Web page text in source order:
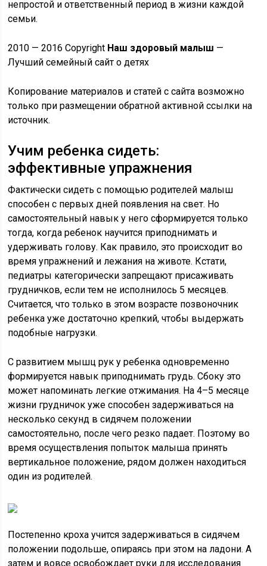
непростой и ответственный период в жизни каждой
семьи.
2010 — 2016 Copyright Наш здоровый малыш —
Лучший семейный сайт о детях
Копирование материалов и статей с сайта возможно
только при размещении обратной активной ссылки на
источник.
Учим ребенка сидеть:
эффективные упражнения
Фактически сидеть с помощью родителей малыш
способен с первых дней появления на свет. Но
самостоятельный навык у него сформируется только
тогда, когда ребенок научится приподнимать и
удерживать голову. Как правило, это происходит во
время упражнений и лежания на животе. Кстати,
педиатры категорически запрещают присаживать
грудничков, если тем не исполнилось 5 месяцев.
Считается, что только в этом возрасте позвоночник
ребенка уже достаточно крепкий, чтобы выдержать
подобные нагрузки.
С развитием мышц рук у ребенка одновременно
формируется навык приподнимать грудь. Сбоку это
может напоминать легкие отжимания. На 4–5 месяце
жизни грудничок уже способен задерживаться на
несколько секунд в сидячем положении
самостоятельно, после чего резко падает. Поэтому во
время осуществления попыток малыша принять
вертикальное положение, рядом должен находиться
один из родителей.
Постепенно кроха учится задерживаться в сидячем
положении подольше, опираясь при этом на ладони. А
затем и вовсе освобождает руки для исследования